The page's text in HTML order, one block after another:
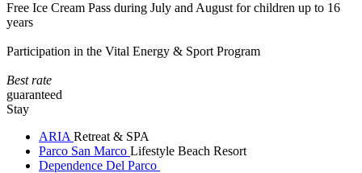
Free Ice Cream Pass during July and August for children up to 16
years
Participation in the Vital Energy & Sport Program
Best rate
guaranteed
Stay
ARIA Retreat & SPA
Parco San Marco Lifestyle Beach Resort
Dependence Del Parco